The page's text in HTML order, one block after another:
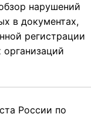
нарушений
в документах,
регистрации
России по